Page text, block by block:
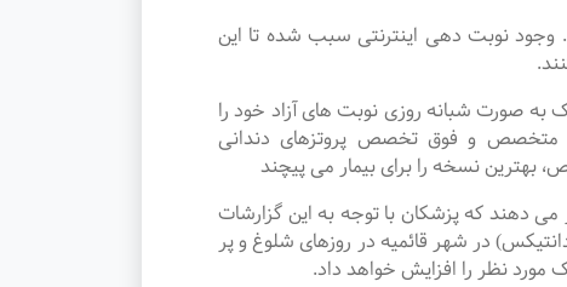
وجود نوبت دهی اینترنتی سبب شده تا این
صورت شبانه روزی نوبت های آزاد خود را
متخصص و فوق تخصص پروتزهای دندانی
بهترین نسخه را برای بیمار می پیچند
دهند که پزشکان با توجه به این گزارشات
در شهر قائمیه در روزهای شلوغ و پر
مورد نظر را افزایش خواهد داد.